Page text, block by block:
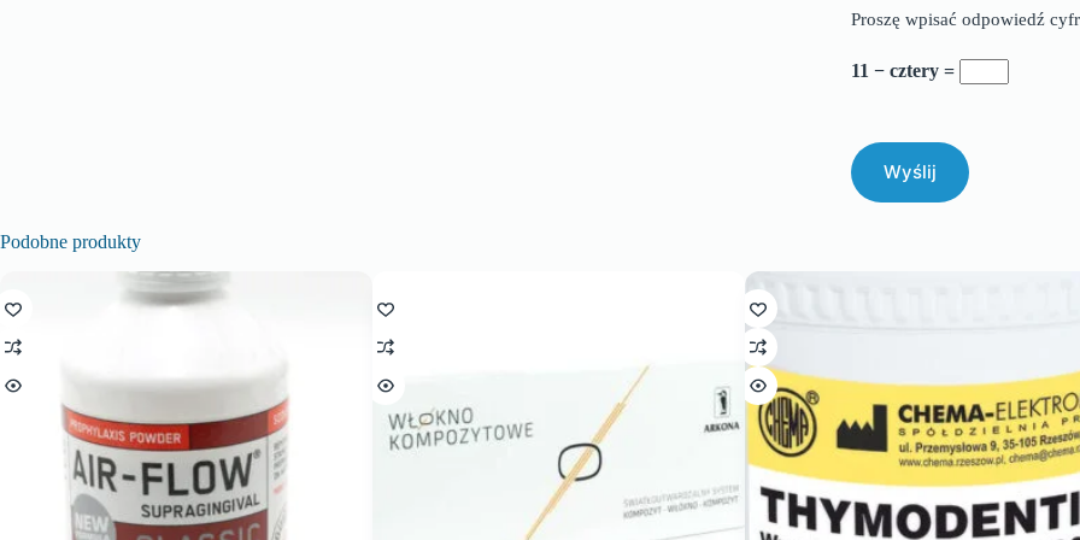
Proszę wpisać odpowiedź
11 − cztery =
Wyślij
Podobne produkty